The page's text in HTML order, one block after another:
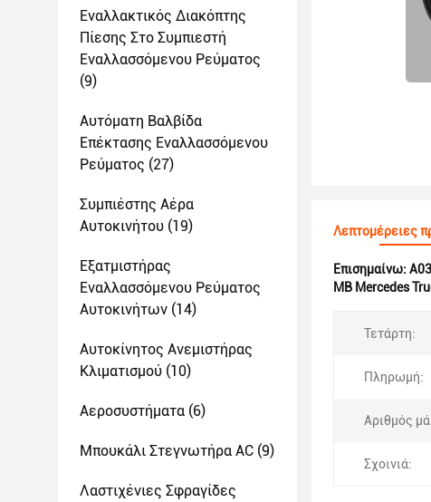
Εναλλακτικός Διακόπτης
Πίεσης Στο Συμπιεστή
Εναλλασσόμενου Ρεύματος
(9)
Αυτόματη Βαλβίδα
Επέκτασης Εναλλασσόμενου
Ρεύματος (27)
Συμπιέστης Αέρα
Αυτοκινήτου (19)
Εξατμιστήρας
Εναλλασσόμενου Ρεύματος
Αυτοκινήτων (14)
Αυτοκίνητος Ανεμιστήρας
Κλιματισμού (10)
Αεροσυστήματα (6)
Μπουκάλι Στεγνωτήρα AC (9)
Λαστιχένιες Σφραγίδες
Λεπτομέρειες
Επισημαίνω:
MB Mercedes
Τετάρτη:
Πληρωμή:
Αριθμός
Σχοινιά: